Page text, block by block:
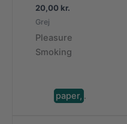
20,00 kr.
Grej
Pleasure
Smoking
paper, .